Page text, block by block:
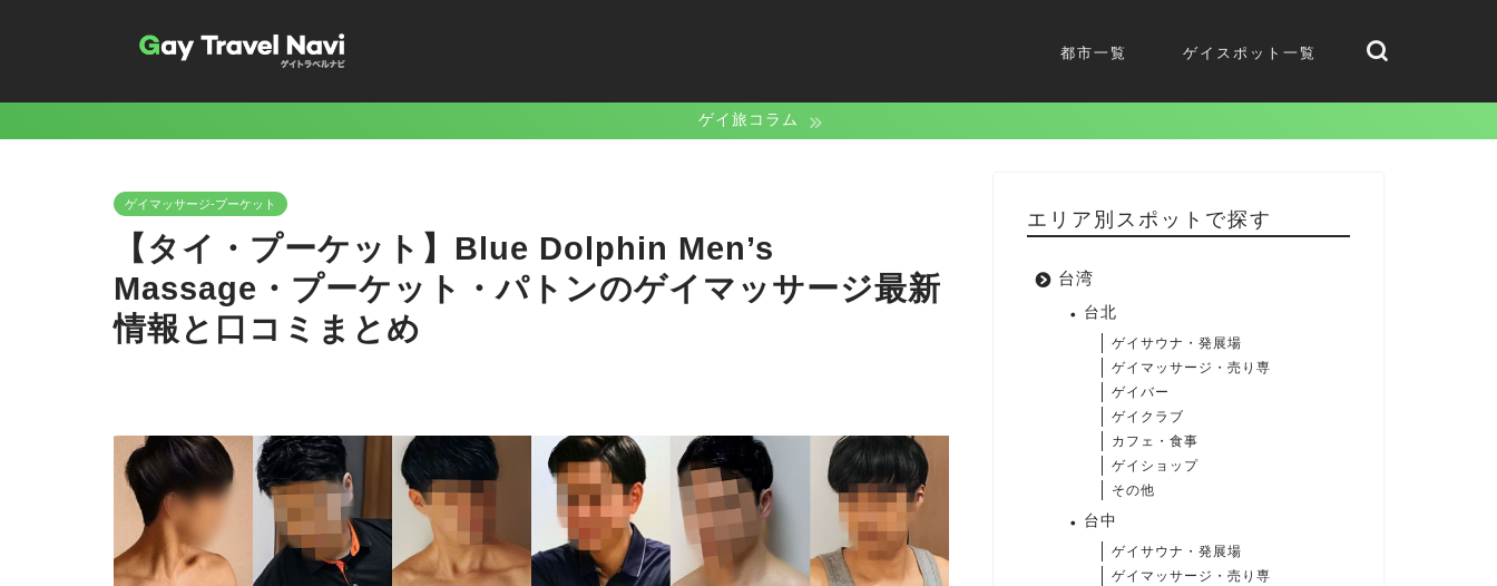
都市一覧 ゲイスポット一覧
ゲイ旅コラム
ゲイマッサージ-プーケット
【タイ・プーケット】Blue Dolphin Men’s
Massage・プーケット・パトンのゲイマッサージ最新
情報と口コミまとめ
エリア別スポットで探す
台湾
台北
ゲイサウナ・発展場
ゲイマッサージ・売り専
ゲイバー
ゲイクラブ
カフェ・食事
ゲイショップ
その他
台中
ゲイサウナ・発展場
ゲイマッサージ・売り専